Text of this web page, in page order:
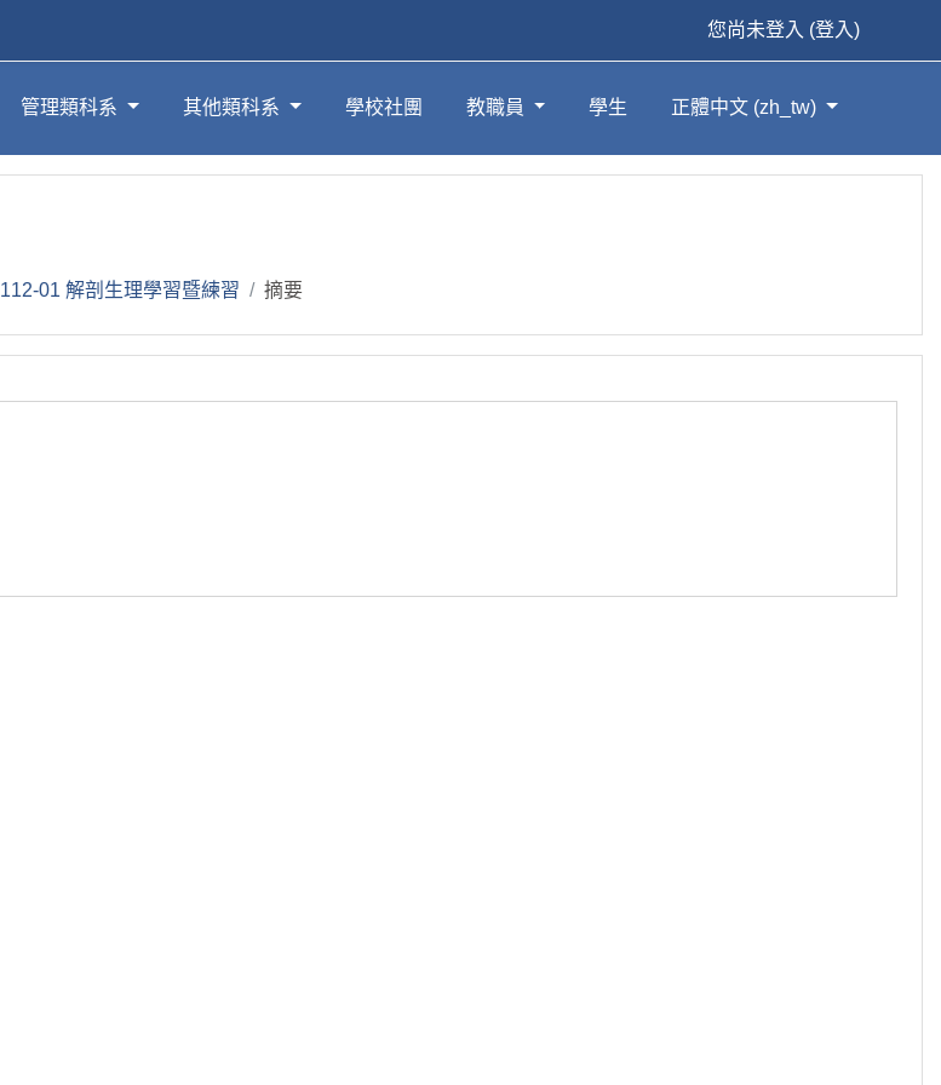
您尚未登入 (登入)
管理類科系 其他類科系 學校社團 教職員 學生 正體中文 ‎(zh_tw)‎
112-01 解剖生理學習暨練習 摘要